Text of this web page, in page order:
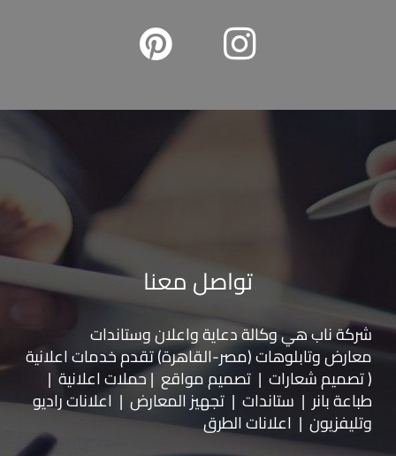
تواصل معنا
شركة ناب هي وكالة دعاية واعلان وستاندات
معارضوتابلوهات(مصر-القاهرة) تقدم خدمات اعلانية
( تصميم شعارات | تصميم مواقع | حملات اعلانية |
طباعة بانر | ستاندات | تجهيز المعارض | اعلانات راديو
وتليفزيون | اعلانات الطرق